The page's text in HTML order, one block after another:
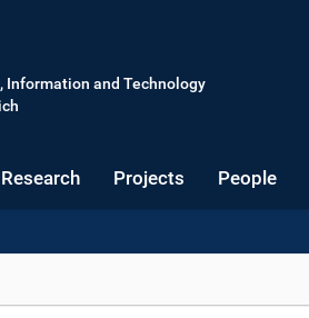
Information and Technology
Research Projects People